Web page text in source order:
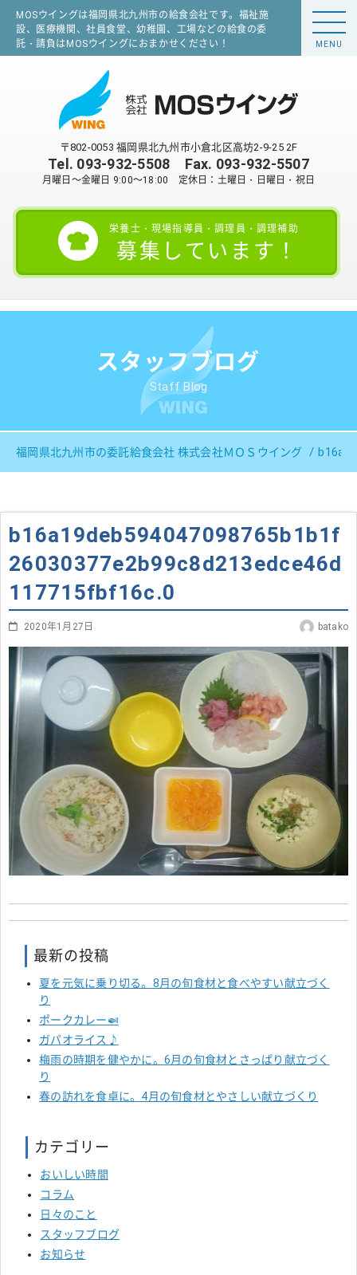
MOSウイングは福岡県北九州市の給食会社です。福祉施
設、医療機関、社員食堂、幼稚園、工場などの給食の委
託・請負はMOSウイングにおまかせください！
〒802-0053 福岡県北九州市小倉北区高坊2-9-25 2F
Tel. 093-932-5508 Fax. 093-932-5507
月曜日～金曜日 9:00～18:00 定休日：土曜日・日曜日・祝日
栄養士・現場指導員・調理員・調理補助
募集しています！
MENU
スタッフブログ
Staff Blog
福岡県北九州市の委託給食会社 株式会社ＭＯＳウイング
b16a19deb594047098765b1b1f
26030377e2b99c8d213edce46d
117715fbf16c.0
2020年1月27日 batako
最新の投稿
夏を元気に乗り切る。8月の旬食材と食べやすい献立づく
り
ポークカレー🍛
ガパオライス♪
梅雨の時期を健やかに。6月の旬食材とさっぱり献立づく
り
春の訪れを食卓に。4月の旬食材とやさしい献立づくり
カテゴリー
おいしい時間
コラム
日々のこと
スタッフブログ
お知らせ